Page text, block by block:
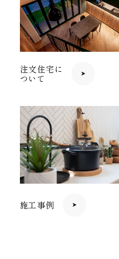
注文住宅に
ついて
施工事例